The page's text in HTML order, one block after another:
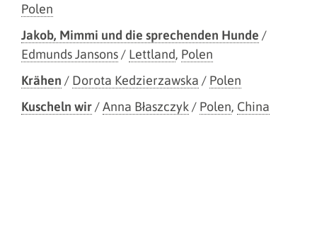
Polen
Jakob, Mimmi und die sprechenden Hunde /
Edmunds Jansons/ Lettland, Polen
Krähen / Dorota Kedzierzawska / Polen
Kuscheln wir/Anna Błaszczyk / Polen, China